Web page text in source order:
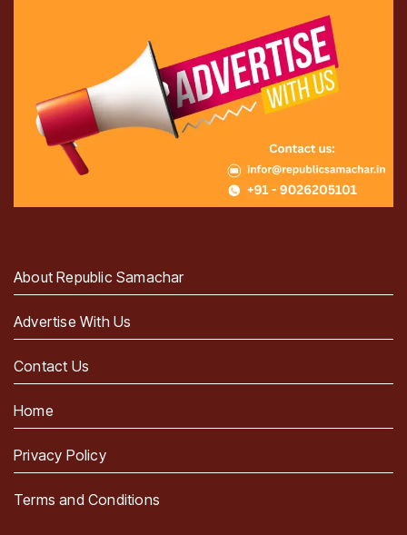
About Republic Samachar
Advertise With Us
Contact Us
Home
Privacy Policy
Terms and Conditions